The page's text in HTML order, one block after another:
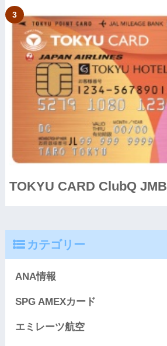
TOKYU CARD ClubQ JMB
カテゴリー
ANA情報
SPG AMEXカード
エミレーツ航空